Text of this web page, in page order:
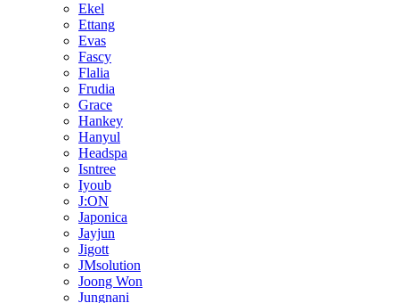
Ekel
Ettang
Evas
Fascy
Flalia
Frudia
Grace
Hankey
Hanyul
Headspa
Isntree
Iyoub
J:ON
Japonica
Jayjun
Jigott
JMsolution
Joong Won
Jungnani